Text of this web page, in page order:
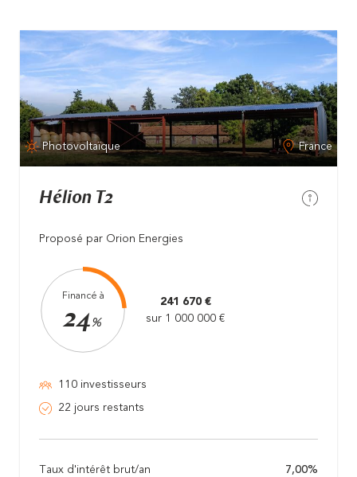
Photovoltaïque France
Hélion T2
Proposé par Orion Energies
Financé à
24%
241 670 €
sur 1 000 000 €
110 investisseurs
22 jours restants
Taux d'intérêt brut/an 7,00%